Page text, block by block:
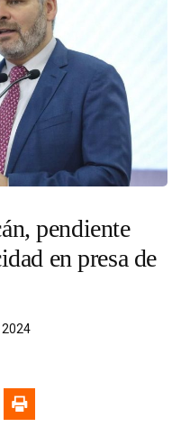
pendiente
en presa de
2024